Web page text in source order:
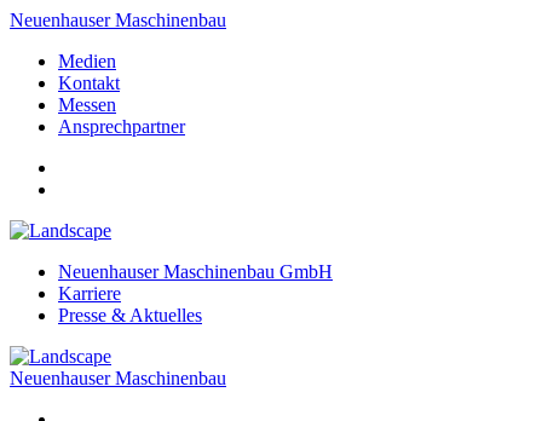
Neuenhauser Maschinenbau
Medien
Kontakt
Messen
Ansprechpartner
Neuenhauser Maschinenbau GmbH
Karriere
Presse & Aktuelles
Neuenhauser Maschinenbau